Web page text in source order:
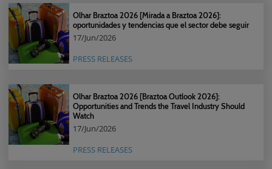
Olhar Braztoa 2026 [Mirada a Braztoa 2026]:
oportunidades y tendencias que el sector debe seguir
17/Jun/2026
PRESS RELEASES
Olhar Braztoa 2026 [Braztoa Outlook 2026]:
Opportunities and Trends the Travel Industry Should
Watch
17/Jun/2026
PRESS RELEASES